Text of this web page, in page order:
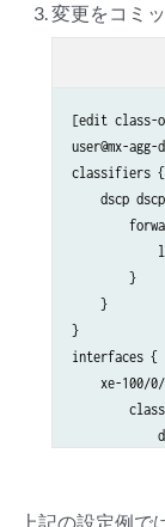
変更をコミ
[edit class-
user@mx-
classifiers {
dscp
        }
    }
}
interfaces {
xe-100/
}
上記の設定例で